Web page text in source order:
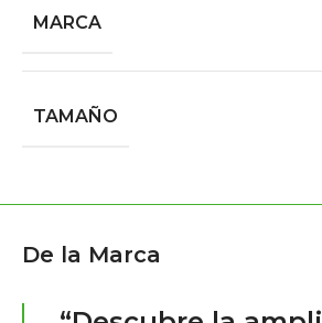
MARCA
TAMAÑO
De la Marca